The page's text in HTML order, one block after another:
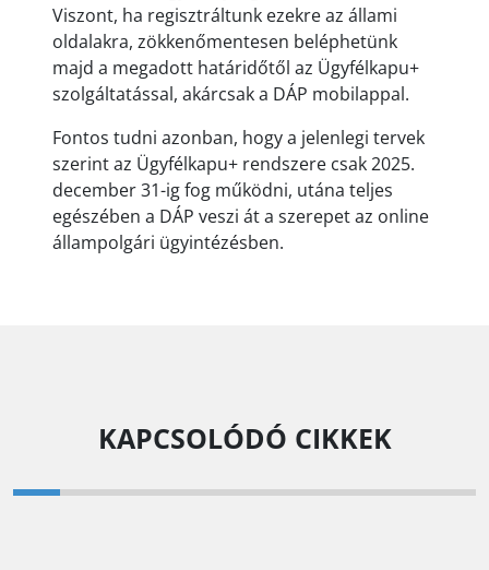
Viszont, ha regisztráltunk ezekre az állami
oldalakra, zökkenőmentesen beléphetünk
majd a megadott határidőtől az Ügyfélkapu+
szolgáltatással, akárcsak a DÁP mobilappal.
Fontos tudni azonban, hogy a jelenlegi tervek
szerint az Ügyfélkapu+ rendszere csak 2025.
december 31-ig fog működni, utána teljes
egészében a DÁP veszi át a szerepet az online
állampolgári ügyintézésben.
KAPCSOLÓDÓ CIKKEK